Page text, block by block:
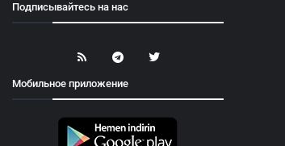
Подписывайтесь на нас
Мобильное приложение